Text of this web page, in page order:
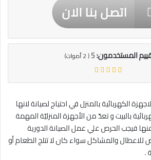
اتصل بنا الان
المستخدمون:5
(
2أصوات)
الكهربائية بالمنزل في احتياج لصيانة لانها
بالبيت و تعدّ من الأجهزة المنزليّة المهمة
فيجب الحرص علي عمل الصيانة الدورية
للاعطال والمشاكل سواء كان لا تتلج الطعام أو
.